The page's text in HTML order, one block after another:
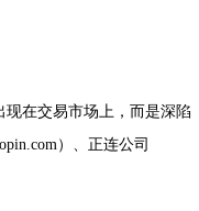
在交易市场上，而是深陷
）、正连公司